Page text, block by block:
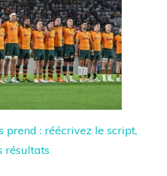
prend : réécrivez le script,
résultats